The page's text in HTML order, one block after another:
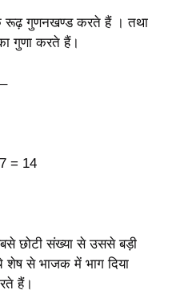
रूढ़ गुणनखण्ड करते हैं । तथा
गुणा करते हैं।
= 14
छोटी संख्या से उससे बड़ी
शेष से भाजक में भाग दिया
हैं।